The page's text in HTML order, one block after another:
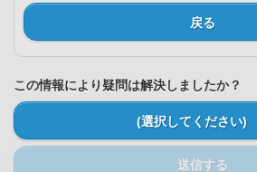
戻る
この情報により疑問は解決しましたか？
(選択してください)
送信する